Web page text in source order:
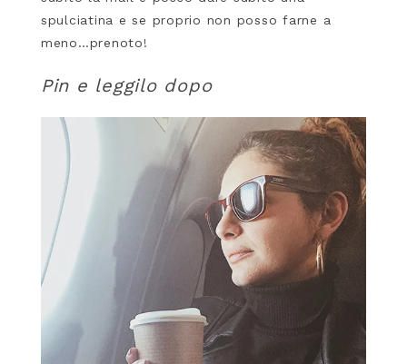
spulciatina e se proprio non posso farne a
meno…prenoto!
Pin e leggilo dopo